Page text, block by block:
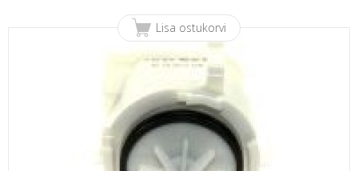
Lisa ostukorvi